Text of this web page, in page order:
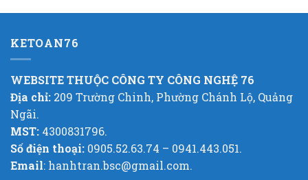
KETOAN76
WEBSITE THUỘC CÔNG TY CÔNG NGHỆ 76
Địa chỉ: 209 Trường Chinh, Phường Chánh Lộ, Quảng
Ngãi.
MST: 4300831796.
Số điện thoại: 0905.52.63.74 – 0941.443.051.
Email: hanhtran.bsc@gmail.com.